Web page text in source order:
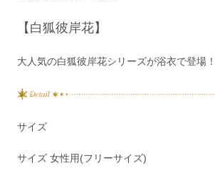
【白狐彼岸花】
大人気の白狐彼岸花シリーズが浴衣で登場！
サイズ
サイズ 女性用(フリーサイズ)